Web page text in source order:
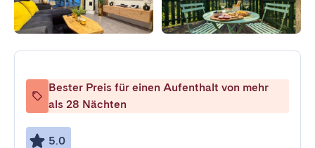
Bester Preis für einen Aufenthalt von mehr
als 28 Nächten
5.0